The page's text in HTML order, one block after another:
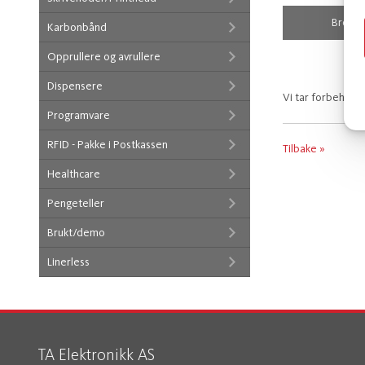
Karbonbånd
Opprullere og avrullere
Dispensere
Programvare
RFID - Pakke i Postkassen
Healthcare
Pengeteller
Brukt/demo
Linerless
Brosjyre
Vi tar forbehold
Tilbake »
TA Elektronikk AS